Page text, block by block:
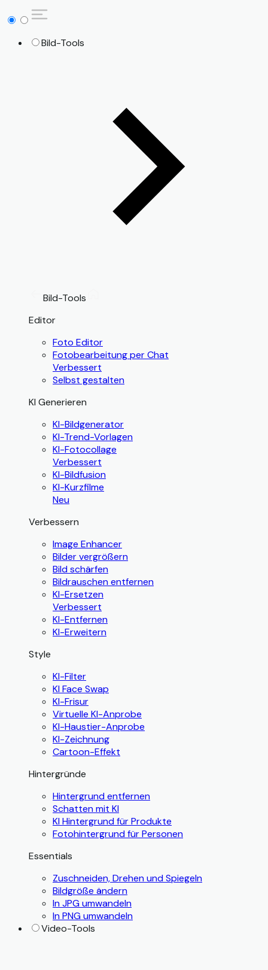
Bild-Tools
Bild-Tools
Editor
Foto Editor
Fotobearbeitung per Chat
Verbessert
Selbst gestalten
KI Generieren
KI-Bildgenerator
KI-Trend-Vorlagen
KI-Fotocollage
Verbessert
KI-Bildfusion
KI-Kurzfilme
Neu
Verbessern
Image Enhancer
Bilder vergrößern
Bild schärfen
Bildrauschen entfernen
KI-Ersetzen
Verbessert
KI-Entfernen
KI-Erweitern
Style
KI-Filter
KI Face Swap
KI-Frisur
Virtuelle KI-Anprobe
KI-Haustier-Anprobe
KI-Zeichnung
Cartoon-Effekt
Hintergründe
Hintergrund entfernen
Schatten mit KI
KI Hintergrund für Produkte
Fotohintergrund für Personen
Essentials
Zuschneiden, Drehen und Spiegeln
Bildgröße ändern
In JPG umwandeln
In PNG umwandeln
Video-Tools